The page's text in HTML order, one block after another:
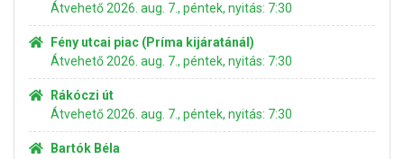
Átvehető 2026. aug. 7., péntek, nyitás: 7:30
Fény utcai piac (Príma kijáratánál)
Átvehető 2026. aug. 7., péntek, nyitás: 7:30
Rákóczi út
Átvehető 2026. aug. 7., péntek, nyitás: 7:30
Bartók Béla